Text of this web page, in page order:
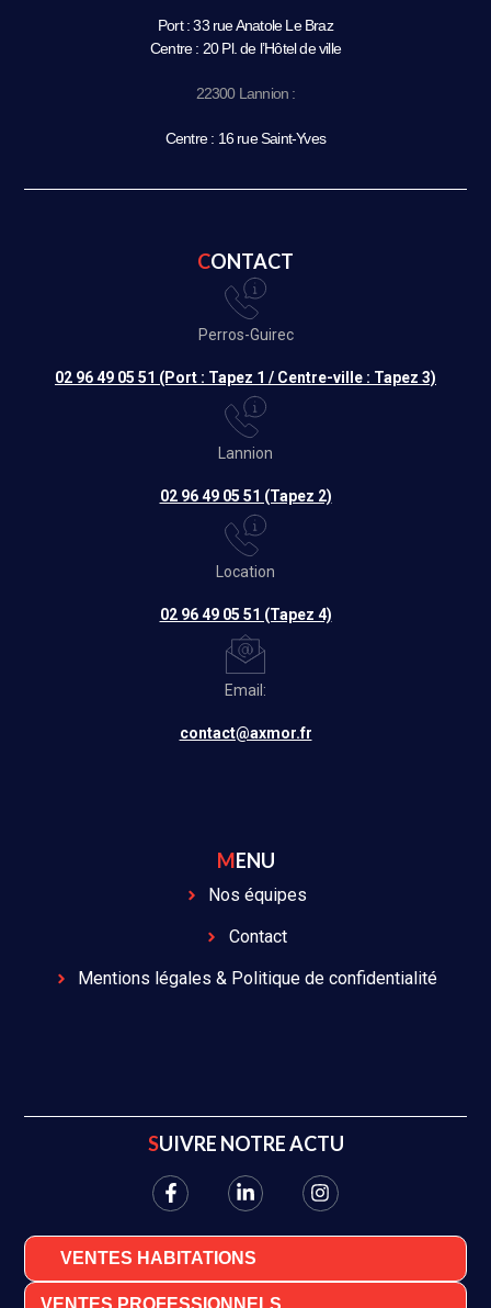
Port : 33 rue Anatole Le Braz
Centre : 20 Pl. de l’Hôtel de ville
22300 Lannion :
Centre : 16 rue Saint-Yves
CONTACT
Perros-Guirec
02 96 49 05 51 (Port : Tapez 1 / Centre-ville : Tapez 3)
Lannion
02 96 49 05 51 (Tapez 2)
Location
02 96 49 05 51 (Tapez 4)
Email:
contact@axmor.fr
MENU
Nos équipes
Contact
Mentions légales & Politique de confidentialité
SUIVRE NOTRE ACTU
VENTES HABITATIONS
VENTES PROFESSIONNELS